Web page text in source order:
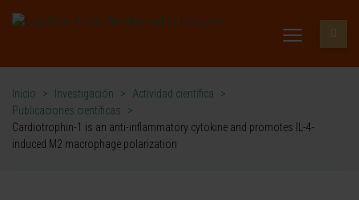
Inicio > Investigación > Actividad científica
>
Publicaciones científicas
>
Cardiotrophin-1 is an anti-inflammatory cytokine and promotes IL-4-
induced M2 macrophage polarization